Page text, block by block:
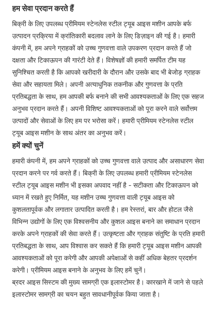
हम सेवा प्रदान करते हैं
बिक्री के लिए उपलब्ध प्रीमियम स्टेनलेस स्टील ट्यूब आइस मशीन आपके बर्फ
उत्पादन प्रक्रिया में क्रांतिकारी बदलाव लाने के लिए डिज़ाइन की गई है। हमारी
कंपनी में, हम अपने ग्राहकों को उच्च गुणवत्ता वाले उपकरण प्रदान करते हैं जो
दक्षता और टिकाऊपन की गारंटी देते हैं। विशेषज्ञों की हमारी समर्पित टीम यह
सुनिश्चित करती है कि आपको खरीदारी के दौरान और उसके बाद भी बेजोड़ ग्राहक
सेवा और सहायता मिले। अपनी अत्याधुनिक तकनीक और गुणवत्ता के प्रति
प्रतिबद्धता के साथ, हम आपकी बर्फ बनाने की सभी आवश्यकताओं के लिए एक सहज
अनुभव प्रदान करते हैं। अपनी विशिष्ट आवश्यकताओं को पूरा करने वाले सर्वोत्तम
उत्पादों और सेवाओं के लिए हम पर भरोसा करें। हमारी प्रीमियम स्टेनलेस स्टील
ट्यूब आइस मशीन के साथ अंतर का अनुभव करें।
हमें क्यों चुनें
हमारी कंपनी में, हम अपने ग्राहकों को उच्च गुणवत्ता वाले उत्पाद और असाधारण सेवा
प्रदान करने पर गर्व करते हैं। बिक्री के लिए उपलब्ध हमारी प्रीमियम स्टेनलेस
स्टील ट्यूब आइस मशीन भी इसका अपवाद नहीं है - सटीकता और टिकाऊपन को
ध्यान में रखते हुए निर्मित, यह मशीन उच्च गुणवत्ता वाली ट्यूब आइस को
कुशलतापूर्वक और लगातार उत्पादित करती है। हम रेस्तरां, बार और होटल जैसे
विभिन्न उद्योगों के लिए एक विश्वसनीय और कुशल आइस बनाने का समाधान प्रदान
करके अपने ग्राहकों की सेवा करते हैं। उत्कृष्टता और ग्राहक संतुष्टि के प्रति हमारी
प्रतिबद्धता के साथ, आप विश्वास कर सकते हैं कि हमारी ट्यूब आइस मशीन आपकी
आवश्यकताओं को पूरा करेगी और आपकी अपेक्षाओं से कहीं अधिक बेहतर प्रदर्शन
करेगी। प्रीमियम आइस बनाने के अनुभव के लिए हमें चुनें।
ब्रदर आइस सिस्टम की मुख्य सामग्री एक इलास्टोमर है। कारखाने में जाने से पहले
इलास्टोमर सामग्री का चयन बहुत सावधानीपूर्वक किया जाता है।